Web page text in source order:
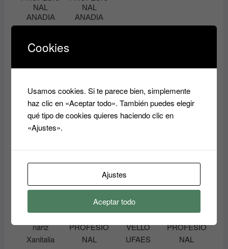
producto
NAL
ANADIA
15.90€
Añadir
NAL
ANADIA
8.40€
Productos relacionados
Cookies
Usamos cookies. Si te parece bien, simplemente
haz clic en «Aceptar todo». También puedes elegir
qué tipo de cookies quieres haciendo clic en
«Ajustes».
Ajustes
Aceptar todo